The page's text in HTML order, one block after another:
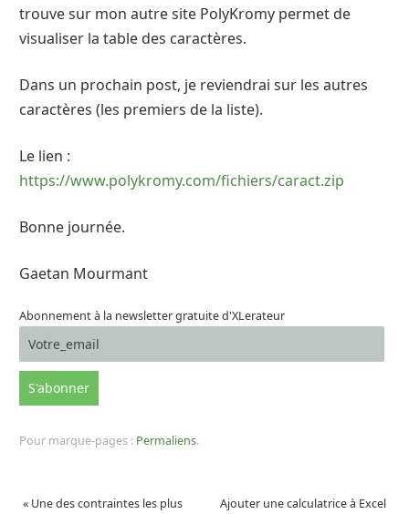
trouve sur mon autre site PolyKromy permet de
visualiser la table des caractères.
Dans un prochain post, je reviendrai sur les autres
caractères (les premiers de la liste).
Le lien :
https://www.polykromy.com/fichiers/caract.zip
Bonne journée.
Gaetan Mourmant
Abonnement à la newsletter gratuite d'XLerateur
Pour marque-pages : Permaliens.
« Une des contraintes les plus
Ajouter une calculatrice à Excel